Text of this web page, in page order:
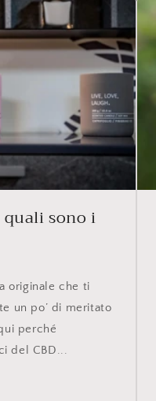
quali sono i
originale che ti
un po’ di meritato
perché
del CBD...